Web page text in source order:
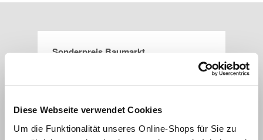
Diese Webseite verwendet Cookies
Um die Funktionalität unseres Online-Shops für Sie zu
Sonderpreis Baumarkt
Hauptstraße 45b